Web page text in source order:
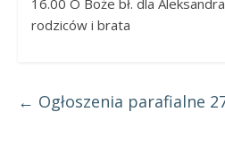
rodziców i brata
← Ogłoszenia parafialne